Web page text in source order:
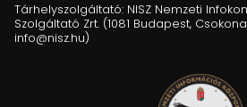
Tárhelyszolgáltató: NISZ Nemzeti
Szolgáltató Zrt. (1081 Budapest,
info@nisz.hu)